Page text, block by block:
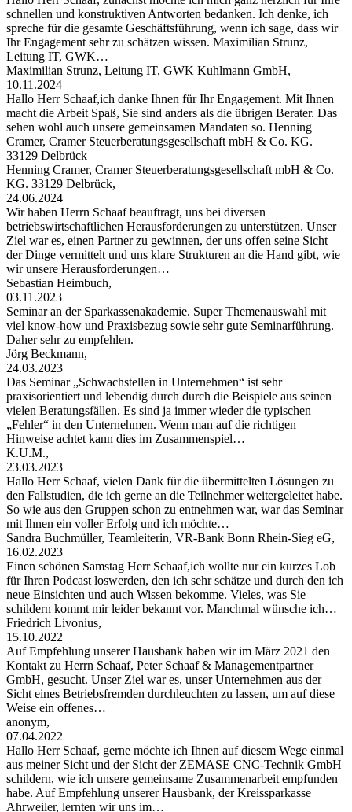
schnellen und konstruktiven Antworten bedanken. Ich denke, ich
spreche für die gesamte Geschäftsführung, wenn ich sage, dass wir
Ihr Engagement sehr zu schätzen wissen. Maximilian Strunz,
Leitung IT, GWK…
Maximilian Strunz, Leitung IT, GWK Kuhlmann GmbH,
10.11.2024
Hallo Herr Schaaf,ich danke Ihnen für Ihr Engagement. Mit Ihnen
macht die Arbeit Spaß, Sie sind anders als die übrigen Berater. Das
sehen wohl auch unsere gemeinsamen Mandaten so. Henning
Cramer, Cramer Steuerberatungsgesellschaft mbH & Co. KG.
33129 Delbrück
Henning Cramer, Cramer Steuerberatungsgesellschaft mbH & Co.
KG. 33129 Delbrück,
24.06.2024
Wir haben Herrn Schaaf beauftragt, uns bei diversen
betriebswirtschaftlichen Herausforderungen zu unterstützen. Unser
Ziel war es, einen Partner zu gewinnen, der uns offen seine Sicht
der Dinge vermittelt und uns klare Strukturen an die Hand gibt, wie
wir unsere Herausforderungen…
Sebastian Heimbuch,
03.11.2023
Seminar an der Sparkassenakademie. Super Themenauswahl mit
viel know-how und Praxisbezug sowie sehr gute Seminarführung.
Daher sehr zu empfehlen.
Jörg Beckmann,
24.03.2023
Das Seminar „Schwachstellen in Unternehmen“ ist sehr
praxisorientiert und lebendig durch durch die Beispiele aus seinen
vielen Beratungsfällen. Es sind ja immer wieder die typischen
„Fehler“ in den Unternehmen. Wenn man auf die richtigen
Hinweise achtet kann dies im Zusammenspiel…
K.U.M.,
23.03.2023
Hallo Herr Schaaf, vielen Dank für die übermittelten Lösungen zu
den Fallstudien, die ich gerne an die Teilnehmer weitergeleitet habe.
So wie aus den Gruppen schon zu entnehmen war, war das Seminar
mit Ihnen ein voller Erfolg und ich möchte…
Sandra Buchmüller, Teamleiterin, VR-Bank Bonn Rhein-Sieg eG,
16.02.2023
Einen schönen Samstag Herr Schaaf,ich wollte nur ein kurzes Lob
für Ihren Podcast loswerden, den ich sehr schätze und durch den ich
neue Einsichten und auch Wissen bekomme. Vieles, was Sie
schildern kommt mir leider bekannt vor. Manchmal wünsche ich…
Friedrich Livonius,
15.10.2022
Auf Empfehlung unserer Hausbank haben wir im März 2021 den
Kontakt zu Herrn Schaaf, Peter Schaaf & Managementpartner
GmbH, gesucht. Unser Ziel war es, unser Unternehmen aus der
Sicht eines Betriebsfremden durchleuchten zu lassen, um auf diese
Weise ein offenes…
anonym,
07.04.2022
Hallo Herr Schaaf, gerne möchte ich Ihnen auf diesem Wege einmal
aus meiner Sicht und der Sicht der ZEMASE CNC-Technik GmbH
schildern, wie ich unsere gemeinsame Zusammenarbeit empfunden
habe. Auf Empfehlung unserer Hausbank, der Kreissparkasse
Ahrweiler, lernten wir uns im…